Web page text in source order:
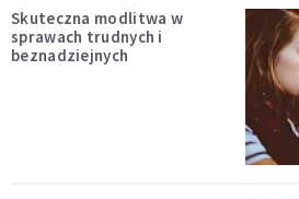
Skuteczna modlitwa w
sprawach trudnych i
beznadziejnych